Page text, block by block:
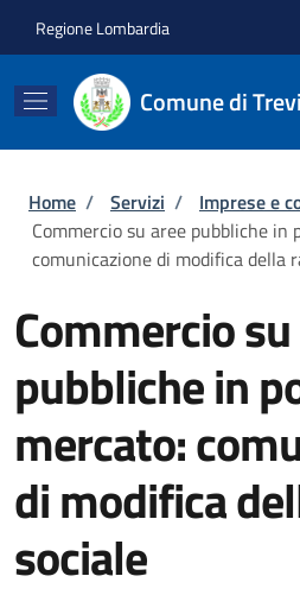
Regione Lombardia
Comune di
Briciole di pane
Home / Servizi / Imprese e
Commercio su aree pubbliche in
comunicazione di modifica della
Commercio
pubbliche in
mercato:
di modifica
sociale